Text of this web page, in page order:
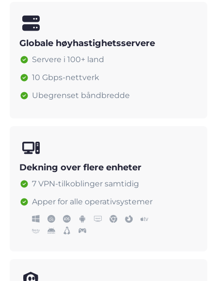
Globale høyhastighetsservere
Servere i 100+ land
10 Gbps-nettverk
Ubegrenset båndbredde
Dekning over flere enheter
7 VPN-tilkoblinger samtidig
Apper for alle operativsystemer